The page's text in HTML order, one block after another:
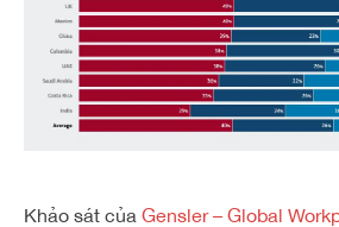
Khảo sát của Gensler – Global